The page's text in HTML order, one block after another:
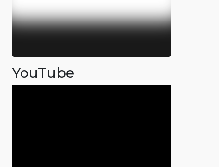
YouTube